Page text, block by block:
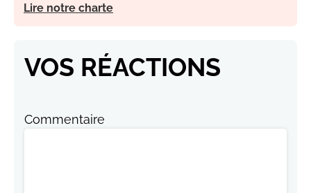
Lire notre charte
VOS RÉACTIONS
Commentaire